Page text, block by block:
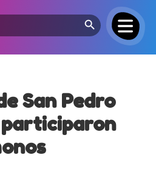
Search Button
San Pedro